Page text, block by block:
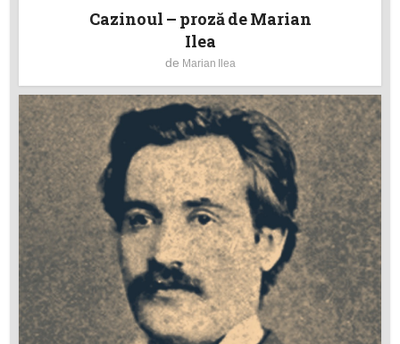
Cazinoul – proză de Marian
Ilea
de Marian Ilea